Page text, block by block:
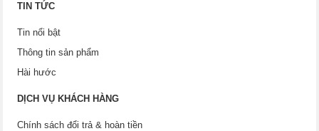
TIN TỨC
Tin nổi bật
Thông tin sản phẩm
Hài hước
DỊCH VỤ KHÁCH HÀNG
Chính sách đổi trả & hoàn tiền